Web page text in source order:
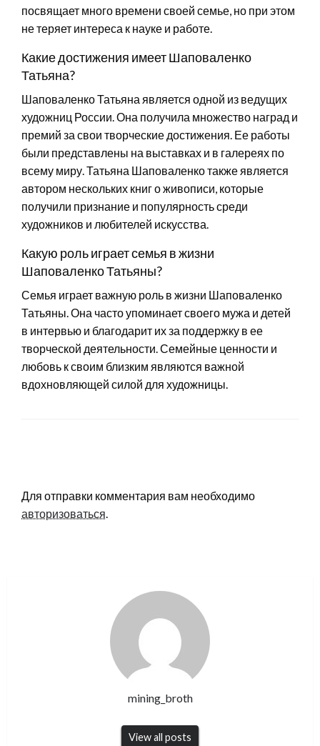
посвящает много времени своей семье, но при этом
не теряет интереса к науке и работе.
Какие достижения имеет Шаповаленко
Татьяна?
Шаповаленко Татьяна является одной из ведущих
художниц России. Она получила множество наград и
премий за свои творческие достижения. Ее работы
были представлены на выставках и в галереях по
всему миру. Татьяна Шаповаленко также является
автором нескольких книг о живописи, которые
получили признание и популярность среди
художников и любителей искусства.
Какую роль играет семья в жизни
Шаповаленко Татьяны?
Семья играет важную роль в жизни Шаповаленко
Татьяны. Она часто упоминает своего мужа и детей
в интервью и благодарит их за поддержку в ее
творческой деятельности. Семейные ценности и
любовь к своим близким являются важной
вдохновляющей силой для художницы.
Для отправки комментария вам необходимо
авторизоваться.
mining_broth
View all posts